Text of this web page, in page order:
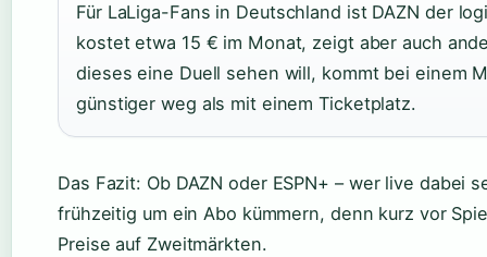
Für LaLiga-Fans in Deutschland ist DAZN der
kostet etwa 15 € im Monat, zeigt aber auch
dieses eine Duell sehen will, kommt bei einem
günstiger weg als mit einem Ticketplatz.
Das Fazit: Ob DAZN oder ESPN+ – wer live dabei
frühzeitig um ein Abo kümmern, denn kurz vor
Preise auf Zweitmärkten.